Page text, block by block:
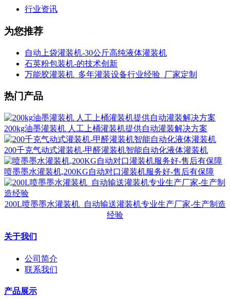
行业资讯
为您推荐
自动上袋灌装机-30公斤高纯液体灌装机
石英粉包装机-的技术创新
万能胶灌装机_多年灌装设备行业经验_厂家定制
热门产品
200kg油墨灌装机 人工上桶灌装机提供自动灌装解决方案
200千克气动式灌装机-甲醛灌装机智能自动化液体灌装机
喷墨墨水灌装机,200KG自动对口灌装机服务好-售后有保障
200L喷墨墨水灌装机_自动输送灌装机专业生产厂家-生产制造
经验
关于我们
公司简介
联系我们
产品展示